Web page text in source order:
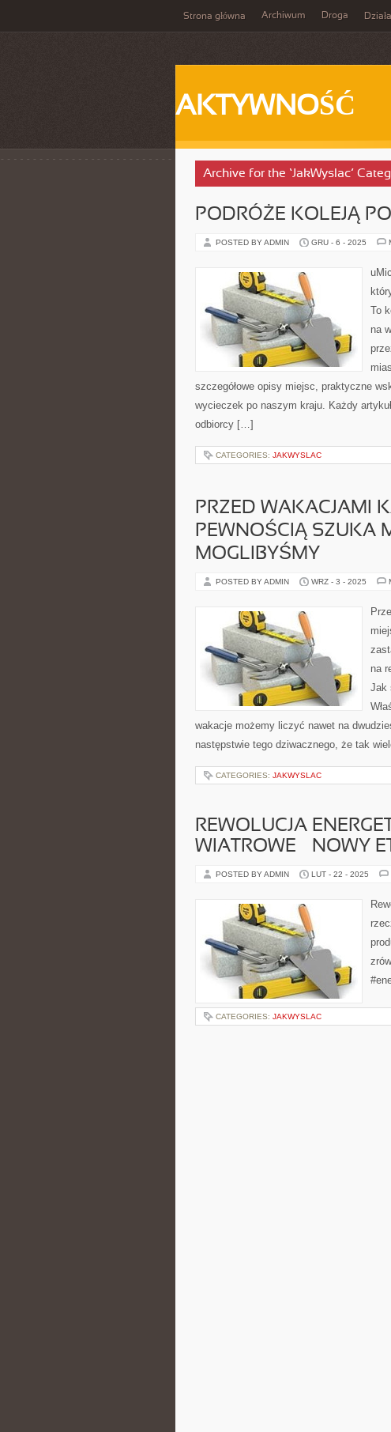
Strona główna Archiwum Droga
AKTYWNOŚĆ
Archive for the ‘JakWyslac’
PODRÓŻE KOLEJĄ
POSTED BY ADMIN GRU - 6 - 2025
To
na
szczegółowe opisy miejsc, praktyczne
wycieczek po naszym kraju. Każdy
odbiorcy […]
CATEGORIES: JAKWYSLAC
PRZED WAKACJAMI
PEWNOŚCIĄ SZUKA
MOGLIBYŚMY
POSTED BY ADMIN WRZ - 3 - 2025
na
Jak
wakacje możemy liczyć nawet na
następstwie tego dziwacznego, że tak
CATEGORIES: JAKWYSLAC
REWOLUCJA
WIATROWE – NOWY
POSTED BY ADMIN LUT - 22 - 2025
CATEGORIES: JAKWYSLAC